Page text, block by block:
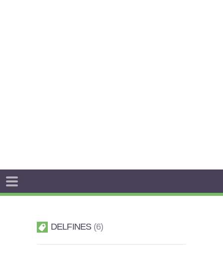
DELFINES 6